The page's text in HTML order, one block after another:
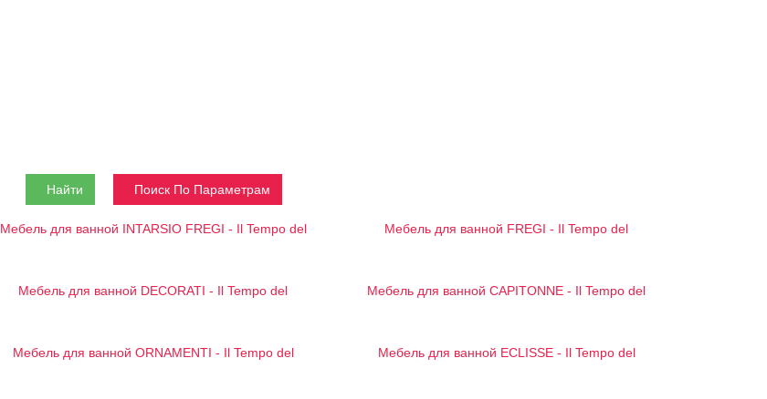
Найти Поиск По Параметрам
Мебель для ванной INTARSIO FREGI - Il Tempo del Мебель для ванной FREGI - Il Tempo del
Мебель для ванной DECORATI - Il Tempo del Мебель для ванной CAPITONNE - Il Tempo del
Мебель для ванной ORNAMENTI - Il Tempo del Мебель для ванной ECLISSE - Il Tempo del